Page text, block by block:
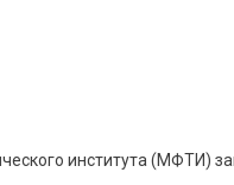
института (МФТИ)